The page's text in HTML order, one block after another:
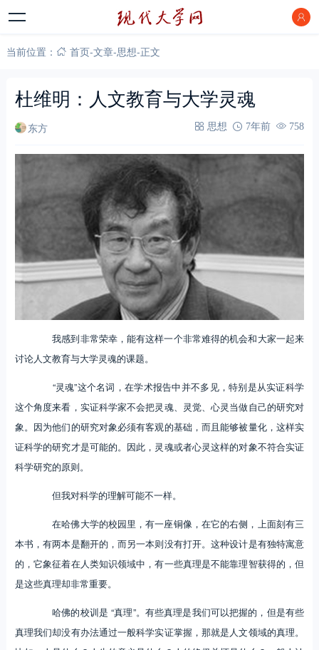
当前位置： 首页-文章-思想-正文
杜维明：人文教育与大学灵魂
东方 思想 7年前 758
我感到非常荣幸，能有这样一个非常难得的机会和大家一起来
讨论人文教育与大学灵魂的课题。
“灵魂”这个名词，在学术报告中并不多见，特别是从实证科学
这个角度来看，实证科学家不会把灵魂、灵觉、心灵当做自己的研究对
象。因为他们的研究对象必须有客观的基础，而且能够被量化，这样实
证科学的研究才是可能的。因此，灵魂或者心灵这样的对象不符合实证
科学研究的原则。
但我对科学的理解可能不一样。
在哈佛大学的校园里，有一座铜像，在它的右侧，上面刻有三
本书，有两本是翻开的，而另一本则没有打开。这种设计是有独特寓意
的，它象征着在人类知识领域中，有一些真理是不能靠理智获得的，但
是这些真理却非常重要。
哈佛的校训是 “真理”。有些真理是我们可以把握的，但是有些
真理我们却没有办法通过一般科学实证掌握，那就是人文领域的真理。